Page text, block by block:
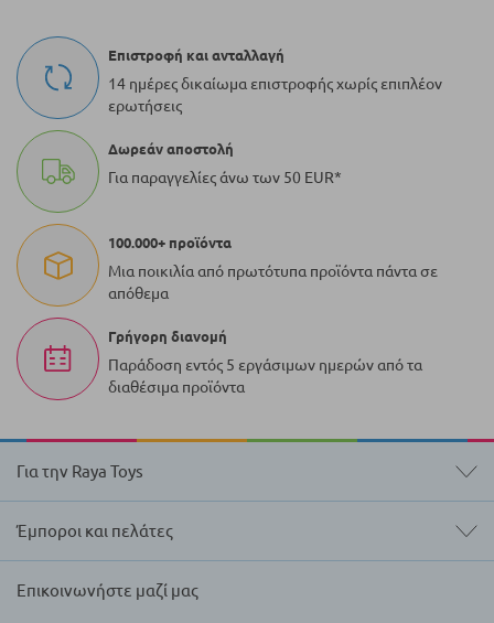
Επιστροφή και ανταλλαγή
14 ημέρες δικαίωμα επιστροφής χωρίς επιπλέον
ερωτήσεις
Δωρεάν αποστολή
Για παραγγελίες άνω των 50 EUR*
100.000+ προϊόντα
Μια ποικιλία από πρωτότυπα προϊόντα πάντα σε
απόθεμα
Γρήγορη διανομή
Παράδοση εντός 5 εργάσιμων ημερών από τα
διαθέσιμα προϊόντα
Για την Raya Toys
Έμποροι και πελάτες
Επικοινωνήστε μαζί μας